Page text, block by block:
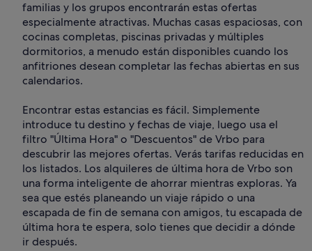
familias y los grupos encontrarán estas ofertas
especialmente atractivas. Muchas casas espaciosas, con
cocinas completas, piscinas privadas y múltiples
dormitorios, a menudo están disponibles cuando los
anfitriones desean completar las fechas abiertas en sus
calendarios.
Encontrar estas estancias es fácil. Simplemente
introduce tu destino y fechas de viaje, luego usa el
filtro "Última Hora" o "Descuentos" de Vrbo para
descubrir las mejores ofertas. Verás tarifas reducidas en
los listados. Los alquileres de última hora de Vrbo son
una forma inteligente de ahorrar mientras exploras. Ya
sea que estés planeando un viaje rápido o una
escapada de fin de semana con amigos, tu escapada de
última hora te espera, solo tienes que decidir a dónde
ir después.